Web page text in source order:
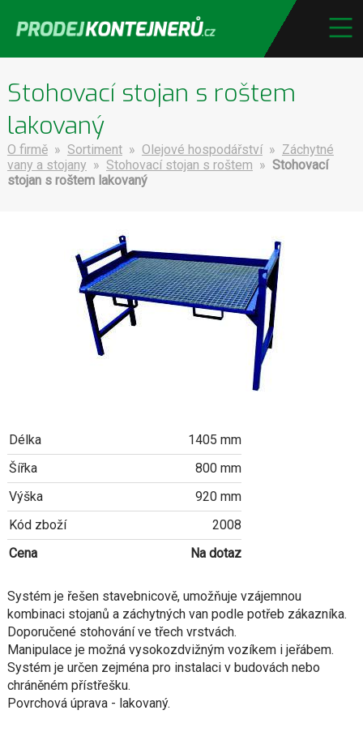
Stohovací stojan s roštem
lakovaný
O firmě » Sortiment » Olejové hospodářství » Záchytné
vany a stojany » Stohovací stojan s roštem » Stohovací
stojan s roštem lakovaný
Délka
1405 mm
Šířka
800 mm
Výška
920 mm
Kód zboží
2008
Cena
Na dotaz
Systém je řešen stavebnicově, umožňuje vzájemnou
kombinaci stojanů a záchytných van podle potřeb zákazníka.
Doporučené stohování ve třech vrstvách.
Manipulace je možná vysokozdvižným vozíkem i jeřábem.
Systém je určen zejména pro instalaci v budovách nebo
chráněném přístřešku.
Povrchová úprava - lakovaný.